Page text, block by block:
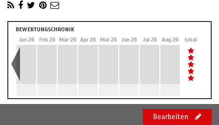
BEWERTUNGSCHRONIK
Jan 26 Feb 26 Mär 26 Apr 26 Mai 26 Jun 26 Jul 26 Aug 26 total
Bearbeiten